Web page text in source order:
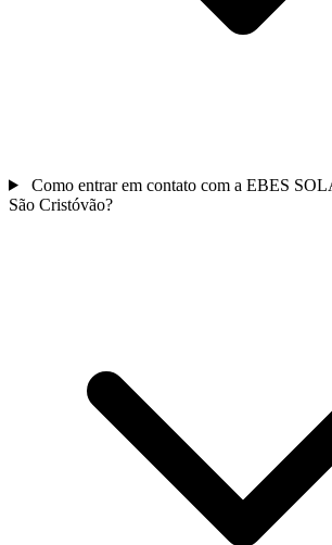
Como entrar em contato com a EBES
São Cristóvão?